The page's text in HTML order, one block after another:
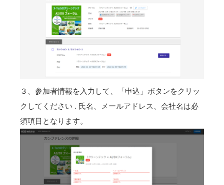
３、参加者情報を入力して、「申込」ボタンをクリッ
クしてください . 氏名、メールアドレス、会社名は必
須項目となります。